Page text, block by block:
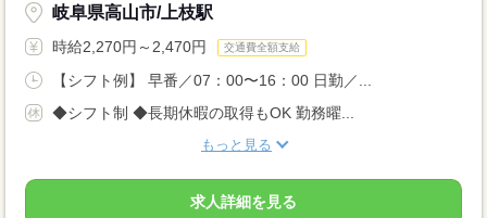
岐阜県高山市/上枝駅
時給2,270円～2,470円 交通費全額支給
【シフト例】 早番／07：00〜16：00 日勤／...
◆シフト制 ◆長期休暇の取得もOK 勤務曜...
もっと見る
求人詳細を見る